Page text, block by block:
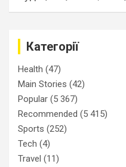
Категорії
Health (47)
Main Stories (42)
Popular (5 367)
Recommended (5 415)
Sports (252)
Tech (4)
Travel (11)